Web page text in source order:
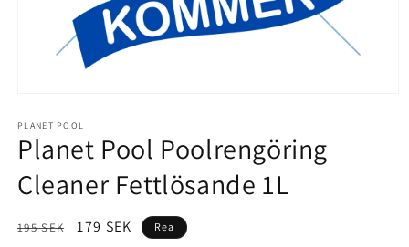
1
i
modalfönster
PLANET POOL
Planet Pool Poolrengöring
Cleaner Fettlösande 1L
Ordinarie
195 SEK Försäljningspris
179 SEK Rea